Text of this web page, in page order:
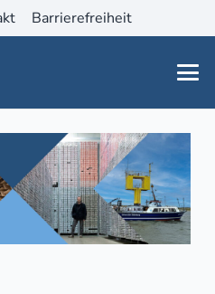
Barrierefreiheit